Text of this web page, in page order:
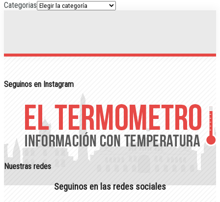
Categorias
Seguinos en Instagram
Nuestras redes
Seguinos en las redes sociales